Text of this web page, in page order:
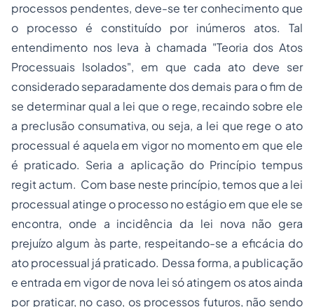
processos pendentes, deve-se ter conhecimento que
o processo é constituído por inúmeros atos. Tal
entendimento nos leva à chamada "Teoria dos Atos
Processuais Isolados", em que cada ato deve ser
considerado separadamente dos demais para o fim de
se determinar qual a lei que o rege, recaindo sobre ele
a preclusão consumativa, ou seja, a lei que rege o ato
processual é aquela em vigor no momento em que ele
é praticado. Seria a aplicação do Princípio tempus
regit actum. Com base neste princípio, temos que a lei
processual atinge o processo no estágio em que ele se
encontra, onde a incidência da lei nova não gera
prejuízo algum às parte, respeitando-se a eficácia do
ato processual já praticado. Dessa forma, a publicação
e entrada em vigor de nova lei só atingem os atos ainda
por praticar, no caso, os processos futuros, não sendo